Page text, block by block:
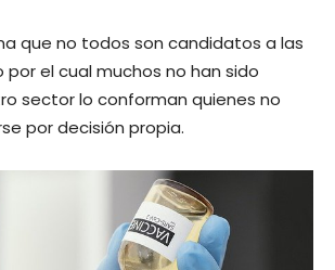
que no todos son candidatos a las
por el cual muchos no han sido
sector lo conforman quienes no
por decisión propia.